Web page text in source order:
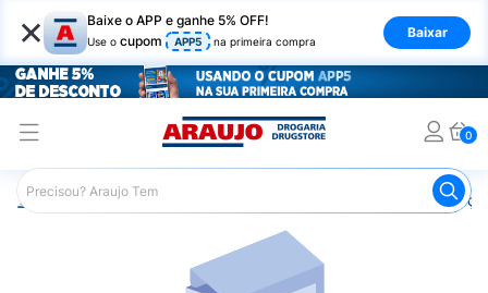
× Baixe o APP e ganhe 5% OFF!
Use o cupom APP5 na primeira compra
Baixar
0
Araujo Medicamentos Remédios para Alergias e